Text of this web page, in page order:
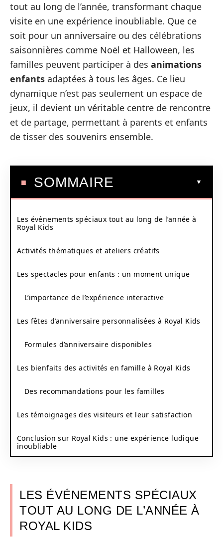
tout au long de l’année, transformant chaque
visite en une expérience inoubliable. Que ce
soit pour un anniversaire ou des célébrations
saisonnières comme Noël et Halloween, les
familles peuvent participer à des animations
enfants adaptées à tous les âges. Ce lieu
dynamique n’est pas seulement un espace de
jeux, il devient un véritable centre de rencontre
et de partage, permettant à parents et enfants
de tisser des souvenirs ensemble.
SOMMAIRE
Les événements spéciaux tout au long de l’année à
Royal Kids
Activités thématiques et ateliers créatifs
Les spectacles pour enfants : un moment unique
L’importance de l’expérience interactive
Les fêtes d’anniversaire personnalisées à Royal Kids
Formules d’anniversaire disponibles
Les bienfaits des activités en famille à Royal Kids
Des recommandations pour les familles
Les témoignages des visiteurs et leur satisfaction
Conclusion sur Royal Kids : une expérience ludique
inoubliable
LES ÉVÉNEMENTS SPÉCIAUX
TOUT AU LONG DE L’ANNÉE À
ROYAL KIDS